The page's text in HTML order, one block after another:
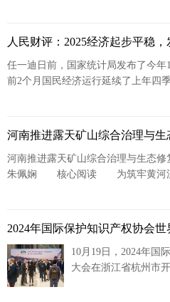
人民财评：2025经济起步平稳
任一迪日前，国家统计局发布了今
前2个月国民经济运行延续了上年四
河南推进露天矿山综合治理与生
河南推进露天矿山综合治理与生态修
朱佩娴 核心阅读 为筑牢黄河流
2024年国际保护知识产权协会
10月19日，2024年国
大会在浙江省杭州市
护与创新发展”，由